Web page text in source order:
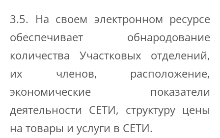
3.5. На своем электронном ресурсе
обеспечивает обнародование
количества Участковых отделений,
их членов, расположение,
экономические показатели
деятельности СЕТИ, структуру цены
на товары и услуги в СЕТИ.